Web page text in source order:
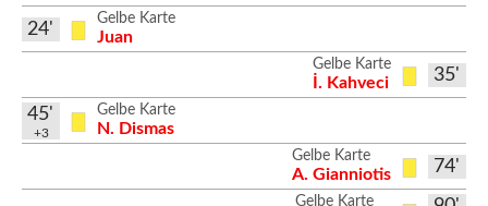
Gelbe Karte
Juan
24'
35'
Gelbe Karte
İ. Kahveci
Gelbe Karte
N. Dismas
45'
+3
74'
Gelbe Karte
A. Gianniotis
Gelbe Karte